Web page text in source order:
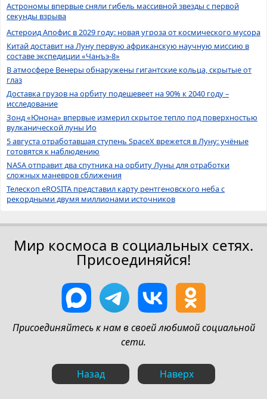
Астрономы впервые сняли гибель массивной звезды с первой
секунды взрыва
Астероид Апофис в 2029 году: новая угроза от космического мусора
Китай доставит на Луну первую африканскую научную миссию в
составе экспедиции «Чанъэ-8»
В атмосфере Венеры обнаружены гигантские кольца, скрытые от
глаз
Доставка грузов на орбиту подешевеет на 90% к 2040 году –
исследование
Зонд «Юнона» впервые измерил скрытое тепло под поверхностью
вулканической луны Ио
5 августа отработавшая ступень SpaceX врежется в Луну: учёные
готовятся к наблюдению
NASA отправит два спутника на орбиту Луны для отработки
сложных маневров сближения
Телескоп eROSITA представил карту рентгеновского неба с
рекордными двумя миллионами источников
Мир космоса в социальных сетях.
Присоединяйся!
Присоединяйтесь к нам в своей любимой социальной
сети.
Назад Наверх